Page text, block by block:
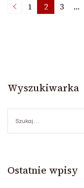
Strona
1 Strona
2 Strona
3 …
Wyszukiwarka
Ostatnie wpisy